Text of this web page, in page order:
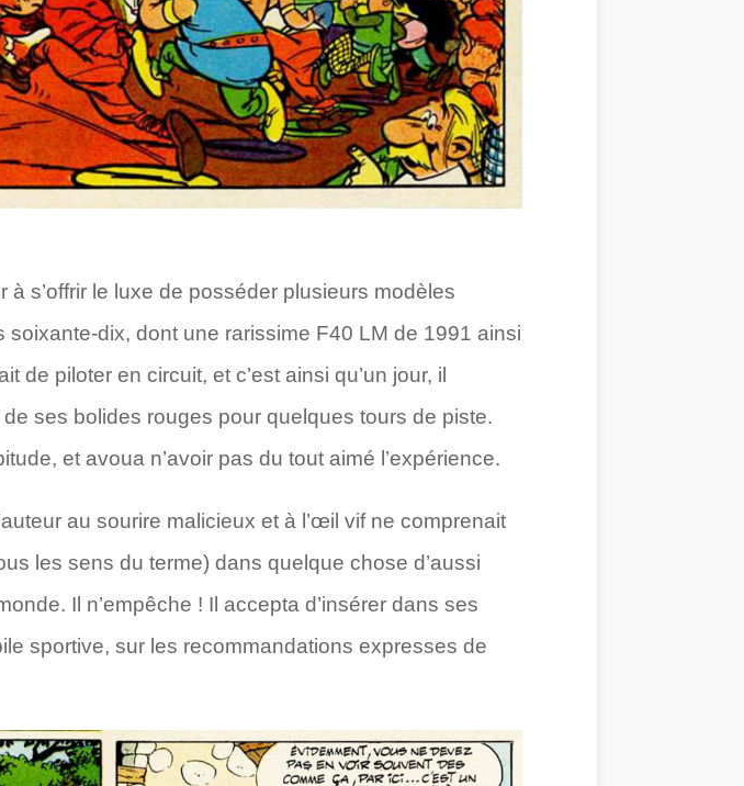
à s’offrir le luxe de posséder plusieurs modèles
soixante-dix, dont une rarissime F40 LM de 1991 ainsi
de piloter en circuit, et c’est ainsi qu’un jour, il
ses bolides rouges pour quelques tours de piste.
et avoua n’avoir pas du tout aimé l’expérience.
au sourire malicieux et à l’œil vif ne comprenait
les sens du terme) dans quelque chose d’aussi
Il n’empêche ! Il accepta d’insérer dans ses
sportive, sur les recommandations expresses de